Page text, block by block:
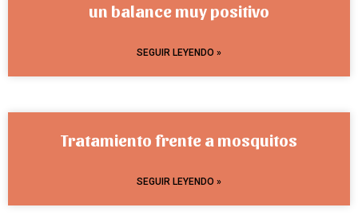
un balance muy positivo
SEGUIR LEYENDO »
Tratamiento frente a mosquitos
SEGUIR LEYENDO »